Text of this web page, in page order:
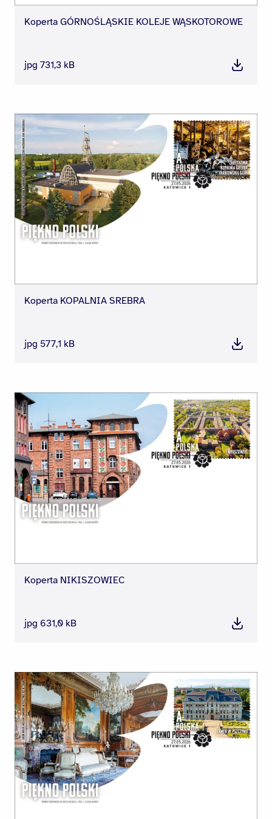
Koperta GÓRNOŚLĄSKIE KOLEJE WĄSKOTOROWE
jpg 731,3 kB
Pobierz
Koperta KOPALNIA SREBRA
jpg 577,1 kB
Pobierz
Koperta NIKISZOWIEC
jpg 631,0 kB
Pobierz